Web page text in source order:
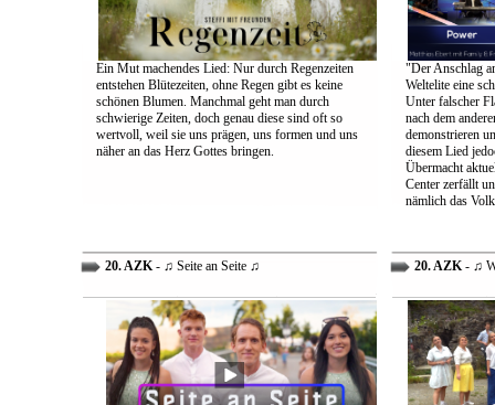
Ein Mut machendes Lied: Nur durch Regenzeiten
entstehen Blütezeiten, ohne Regen gibt es keine
schönen Blumen. Manchmal geht man durch
schwierige Zeiten, doch genau diese sind oft so
wertvoll, weil sie uns prägen, uns formen und uns
näher an das Herz Gottes bringen.
"Der Anschlag
Weltelite eine
Unter falscher
nach dem
demonstrieren
diesem Lied
Übermacht
Center zerfällt
nämlich das
20. AZK- ♫ Seite an Seite ♫ 20. AZK- ♫